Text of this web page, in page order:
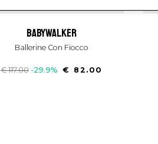
babywalker
Ballerine Con Fiocco
€ 117.00 -29.9% € 82.00